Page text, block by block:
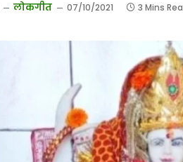
लोकगीत 07/10/2021 3 Mins